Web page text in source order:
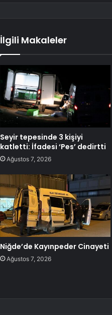
İlgili Makaleler
Seyir tepesinde 3 kişiyi
katletti: İfadesi ‘Pes’ dedirtti
Ağustos 7, 2026
Niğde’de Kayınpeder Cinayeti
Ağustos 7, 2026